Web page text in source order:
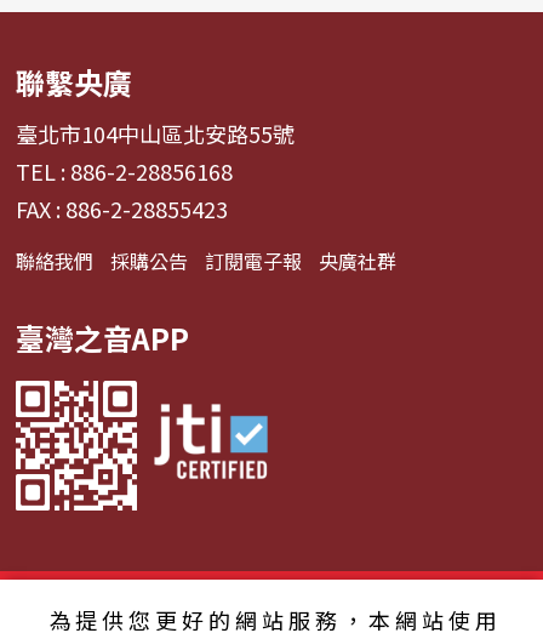
聯繫央廣
臺北市104中山區北安路55號
TEL : 886-2-28856168
FAX : 886-2-28855423
聯絡我們 採購公告 訂閱電子報 央廣社群
臺灣之音APP
© 2024財團法人中央廣播電臺 版權所有
為提供您更好的網站服務，本網站使用